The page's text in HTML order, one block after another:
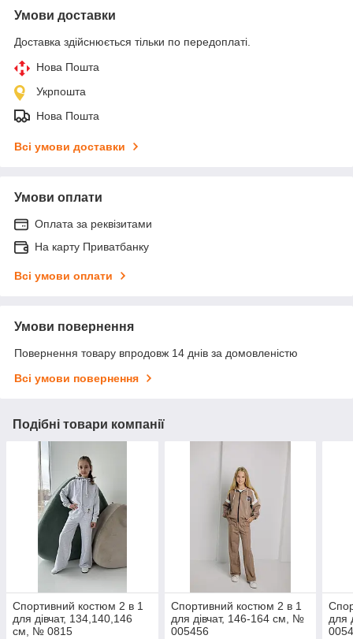
Умови доставки
Доставка здійснюється тільки по передоплаті.
Нова Пошта
Укрпошта
Нова Пошта
Всі умови доставки
Умови оплати
Оплата за реквізитами
На карту Приватбанку
Всі умови оплати
Умови повернення
Повернення товару впродовж 14 днів за домовленістю
Всі умови повернення
Подібні товари компанії
Спортивний костюм 2 в 1
для дівчат, 134,140,146
см, № 0815
Спортивний костюм 2 в 1
для дівчат, 146-164 см, №
005456
для